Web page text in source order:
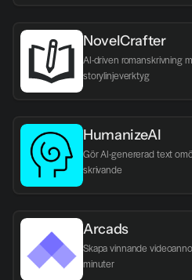
NovelCrafter
AI-driven romanskrivning
storylinjeverktyg
HumanizeAI
Gör AI-genererad text
skrivande
Arcads
Skapa vinnande
minuter